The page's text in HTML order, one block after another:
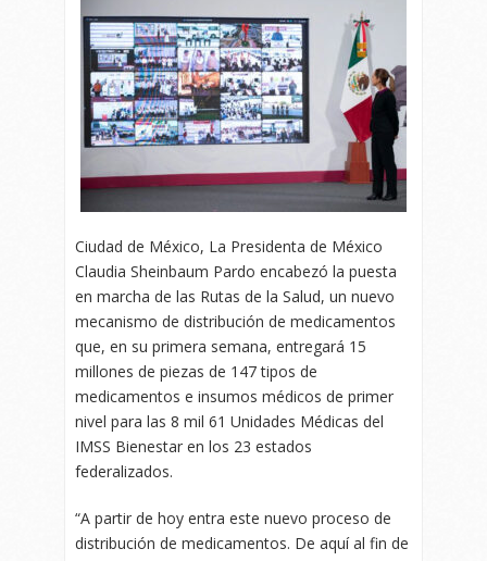
Ciudad de México, La Presidenta de México
Claudia Sheinbaum Pardo encabezó la puesta
en marcha de las Rutas de la Salud, un nuevo
mecanismo de distribución de medicamentos
que, en su primera semana, entregará 15
millones de piezas de 147 tipos de
medicamentos e insumos médicos de primer
nivel para las 8 mil 61 Unidades Médicas del
IMSS Bienestar en los 23 estados
federalizados.
“A partir de hoy entra este nuevo proceso de
distribución de medicamentos. De aquí al fin de